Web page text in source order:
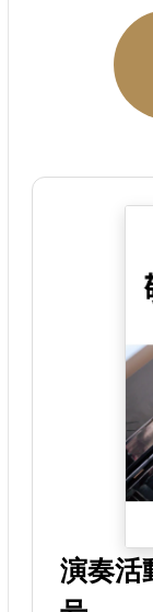
演奏活